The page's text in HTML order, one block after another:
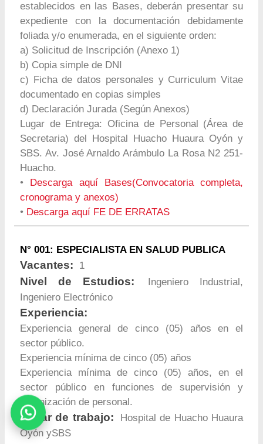
establecidos en las Bases, deberán presentar su
expediente con la documentación debidamente
foliada y/o enumerada, en el siguiente orden:
a) Solicitud de Inscripción (Anexo 1)
b) Copia simple de DNI
c) Ficha de datos personales y Curriculum Vitae
documentado en copias simples
d) Declaración Jurada (Según Anexos)
Lugar de Entrega: Oficina de Personal (Área de
Secretaria) del Hospital Huacho Huaura Oyón y
SBS. Av. José Arnaldo Arámbulo La Rosa N2 251-
Huacho.
•
Descarga aquí Bases(Convocatoria completa,
cronograma y anexos)
• Descarga aquí FE DE ERRATAS
N° 001: ESPECIALISTA EN SALUD PUBLICA
Vacantes: 1
Nivel de Estudios:
Ingeniero Industrial,
Ingeniero Electrónico
Experiencia:
Experiencia general de cinco (05) años en el
sector público.
Experiencia mínima de cinco (05) años
Experiencia mínima de cinco (05) años, en el
sector público en funciones de supervisión y
organización de personal.
Lugar de trabajo:
Hospital de Huacho Huaura
Oyón ySBS